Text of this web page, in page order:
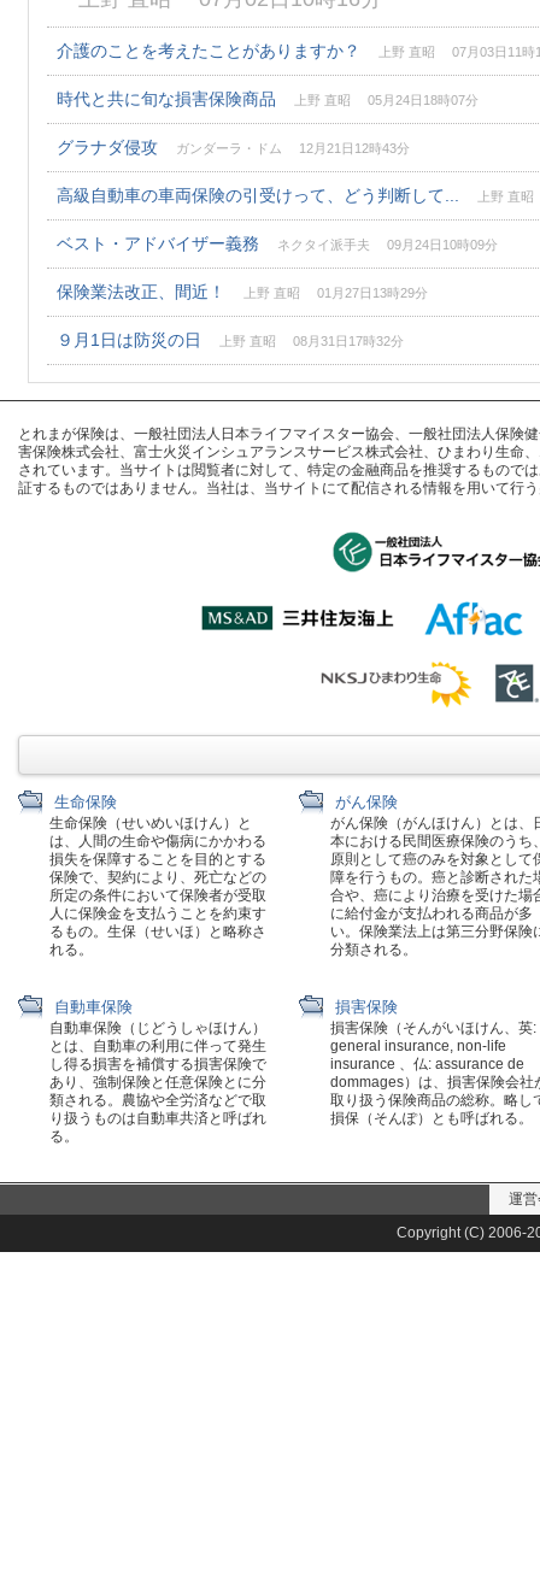
介護のことを考えたことがありますか？ 上野 直昭 07月03日11時
時代と共に旬な損害保険商品 上野 直昭 05月24日18時07分
グラナダ侵攻 ガンダーラ・ドム 12月21日12時43分
高級自動車の車両保険の引受けって、どう判断して... 上野 直昭
ベスト・アドバイザー義務 ネクタイ派手夫 09月24日10時09分
保険業法改正、間近！ 上野 直昭 01月27日13時29分
９月1日は防災の日 上野 直昭 08月31日17時32分
とれまが保険は、一般社団法人日本ライフマイスター協会、一般社団法人保
害保険株式会社、富士火災インシュアランスサービス株式会社、ひまわり生命
されています。当サイトは閲覧者に対して、特定の金融商品を推奨するもので
証するものではありません。当社は、当サイトにて配信される情報を用いて行
生命保険
生命保険（せいめいほけん）と
は、人間の生命や傷病にかかわる
損失を保障することを目的とする
保険で、契約により、死亡などの
所定の条件において保険者が受取
人に保険金を支払うことを約束す
るもの。生保（せいほ）と略称さ
れる。
がん保険
がん保険（がんほけん）とは、
本における民間医療保険のうち
原則として癌のみを対象として
障を行うもの。癌と診断された
合や、癌により治療を受けた場
に給付金が支払われる商品が多
い。保険業法上は第三分野保険
分類される。
自動車保険
自動車保険（じどうしゃほけん）
とは、自動車の利用に伴って発生
し得る損害を補償する損害保険で
あり、強制保険と任意保険とに分
類される。農協や全労済などで取
り扱うものは自動車共済と呼ばれ
る。
損害保険
損害保険（そんがいほけん、英:
general insurance, non-life
insurance 、仏: assurance de
dommages）は、損害保険会社
取り扱う保険商品の総称。略し
損保（そんぽ）とも呼ばれる。
運
Copyright (C) 2006-